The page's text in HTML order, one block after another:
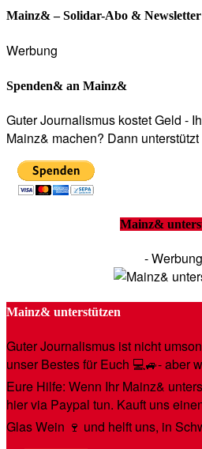
Mainz& – Solidar-Abo & Newsletter
Werbung
Spenden& an Mainz&
Guter Journalismus kostet Geld -
Mainz& machen? Dann
Mainz&
-
Mainz& unterstützen
Guter Journalismus ist nicht
unser Bestes für Euch 💻🚙- aber
Eure Hilfe: Wenn Ihr Mainz&
hier via Paypal tun. Kauft uns
Glas Wein 🍷 und helft uns, in